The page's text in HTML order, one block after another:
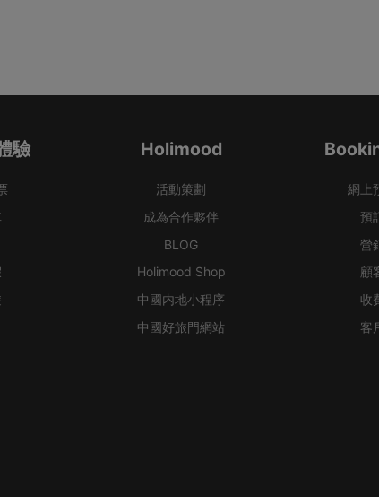
驗 Holimood
活動策劃
成為合作夥伴
BLOG
Holimood Shop
中國内地小程序
中國好旅門網站
網上
預
營
顧
收
客